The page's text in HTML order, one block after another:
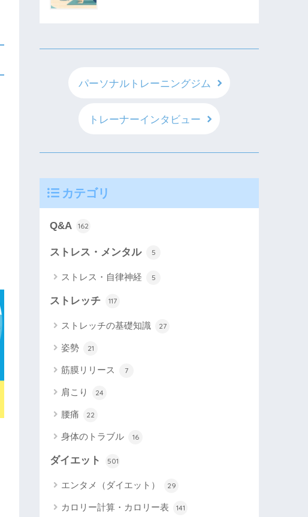
パーソナルトレーニングジム
トレーナーインタビュー
カテゴリ
Q&A 162
ストレス・メンタル 5
ストレス・自律神経 5
ストレッチ 117
ストレッチの基礎知識 27
姿勢 21
筋膜リリース 7
肩こり 24
腰痛 22
身体のトラブル 16
ダイエット 501
エンタメ（ダイエット） 29
カロリー計算・カロリー表 141